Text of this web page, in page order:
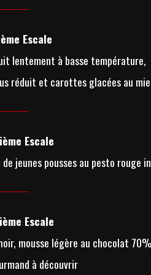
Escale
lentement à basse température,
réduit et carottes glacées au
Escale
jeunes pousses au pesto rouge
Escale
mousse légère au chocolat
à découvrir